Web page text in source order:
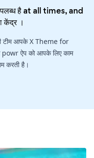
है at all times, and
केंद्र।
टीम आपके X Theme for
ऐप को आपके लिए काम
करती है।